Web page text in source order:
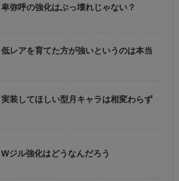
卑弥呼の強化はぶっ壊れじゃない？
低レアを育てた方が強いというのは本当
実装してほしい型月キャラは相変わらず
Wジル強化はどうなんだろう